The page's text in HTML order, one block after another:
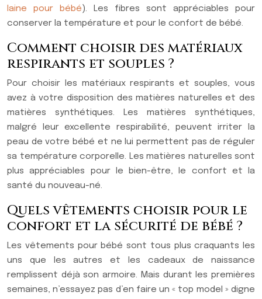
laine pour bébé). Les fibres sont appréciables pour
conserver la température et pour le confort de bébé.
Comment choisir des matériaux
respirants et souples ?
Pour choisir les matériaux respirants et souples, vous
avez à votre disposition des matières naturelles et des
matières synthétiques. Les matières synthétiques,
malgré leur excellente respirabilité, peuvent irriter la
peau de votre bébé et ne lui permettent pas de réguler
sa température corporelle. Les matières naturelles sont
plus appréciables pour le bien-être, le confort et la
santé du nouveau-né.
Quels vêtements choisir pour le
confort et la sécurité de bébé ?
Les vêtements pour bébé sont tous plus craquants les
uns que les autres et les cadeaux de naissance
remplissent déjà son armoire. Mais durant les premières
semaines, n’essayez pas d’en faire un « top model » digne